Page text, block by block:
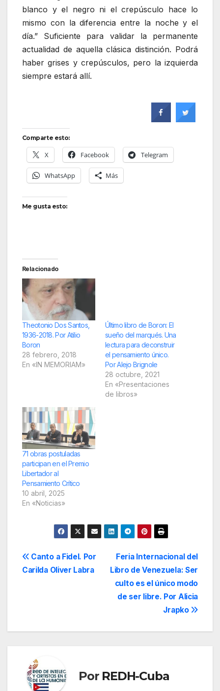
blanco y el negro ni el crepúsculo hace lo
mismo con la diferencia entre la noche y el
día.” Suficiente para validar la permanente
actualidad de aquella clásica distinción. Podrá
haber grises y crepúsculos, pero la izquierda
siempre estará allí.
Comparte esto:
X Facebook Telegram
WhatsApp Más
Me gusta esto:
Relacionado
Theotonio Dos Santos,
1936-2018. Por Atilio
Boron
28 febrero, 2018
En «IN MEMORIAM»
Último libro de Boron: El
sueño del marqués. Una
lectura para deconstruir
el pensamiento único.
Por Alejo Brignole
28 octubre, 2021
En «Presentaciones
de libros»
71 obras postuladas
participan en el Premio
Libertador al
Pensamiento Crítico
10 abril, 2025
En «Noticias»
Navegación
Feria Internacional del
Libro de Venezuela: Ser
culto es el único modo
de ser libre. Por Alicia
Jrapko
Canto a Fidel. Por
Carilda Oliver Labra
Por REDH-Cuba